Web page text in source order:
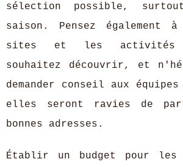
sélection possible,
saison. Pensez
sites et les activités
souhaitez découvrir, et
demander conseil aux équipes
elles seront ravies de
bonnes adresses.
Établir un budget pour les